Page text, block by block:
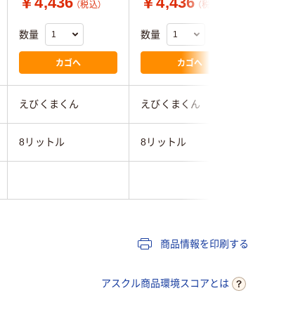
（税込）
数量
カゴへ
（税込）
数量
カゴへ
えびくまくん えびくまくん
8リットル 8リットル
商品情報を印刷する
アスクル商品環境スコアとは